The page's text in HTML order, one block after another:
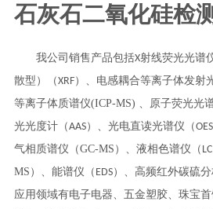
石灰石二氧化硅检
我公司销售产品包括X射线荧光光谱
散型）（XRF）、电感耦合等离子体发射
等离子体质谱仪(ICP-MS) 、原子荧光光
光光度计（AAS）、光电直读光谱仪（OES
气相质谱仪（GC-MS）、液相色谱仪（ LC
MS）、能谱仪（ EDS）、高频红外碳硫分
应用领域有电子电器、五金塑胶、珠宝